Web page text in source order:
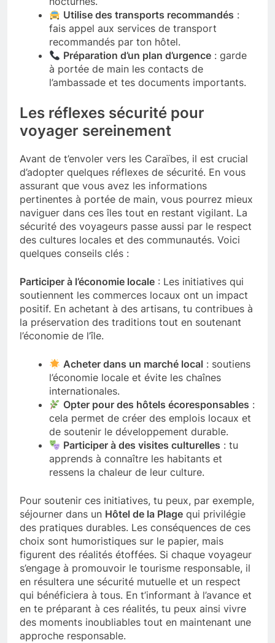
Utilise des transports recommandés :
fais appel aux services de transport
recommandés par ton hôtel.
Préparation d’un plan d’urgence : garde
à portée de main les contacts de
l’ambassade et tes documents importants.
Les réflexes sécurité pour
voyager sereinement
Avant de t’envoler vers les Caraïbes, il est crucial
d’adopter quelques réflexes de sécurité. En vous
assurant que vous avez les informations
pertinentes à portée de main, vous pourrez mieux
naviguer dans ces îles tout en restant vigilant. La
sécurité des voyageurs passe aussi par le respect
des cultures locales et des communautés. Voici
quelques conseils clés :
Participer à l’économie locale : Les initiatives qui
soutiennent les commerces locaux ont un impact
positif. En achetant à des artisans, tu contribues à
la préservation des traditions tout en soutenant
l’économie de l’île.
Acheter dans un marché local : soutiens
l’économie locale et évite les chaînes
internationales.
Opter pour des hôtels écoresponsables :
cela permet de créer des emplois locaux et
de soutenir le développement durable.
Participer à des visites culturelles : tu
apprends à connaître les habitants et
ressens la chaleur de leur culture.
Pour soutenir ces initiatives, tu peux, par exemple,
séjourner dans un Hôtel de la Plage qui privilégie
des pratiques durables. Les conséquences de ces
choix sont humoristiques sur le papier, mais
figurent des réalités étoffées. Si chaque voyageur
s’engage à promouvoir le tourisme responsable, il
en résultera une sécurité mutuelle et un respect
qui bénéficiera à tous. En t’informant à l’avance et
en te préparant à ces réalités, tu peux ainsi vivre
des moments inoubliables tout en maintenant une
approche responsable.